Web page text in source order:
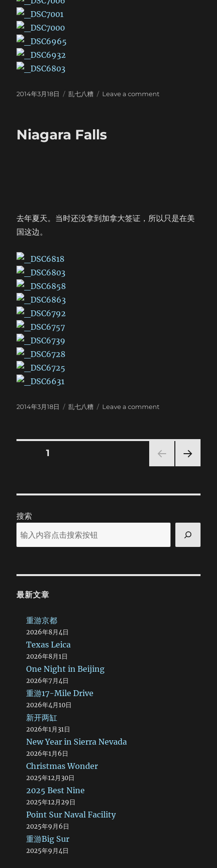
Posted
2014年3月18日 Categories
乱七八糟 Leave a commenton
Niagara Falls
去年夏天。当时还没拿到加拿大签证，所以只是在美
国这边。
Posted
2014年3月18日 Categories
乱七八糟 Leave a commenton
Posts
PAGE1
搜索
最新文章
重游京都
2026年8月4日
Texas Leica
2026年8月1日
One Night in Beijing
2026年7月4日
重游17-Mile Drive
2026年4月10日
新开两缸
2026年1月31日
New Year in Sierra Nevada
2026年1月6日
Christmas Wonder
2025年12月30日
2025 Best Nine
2025年12月29日
Point Sur Naval Facility
2025年9月6日
重游Big Sur
2025年9月4日